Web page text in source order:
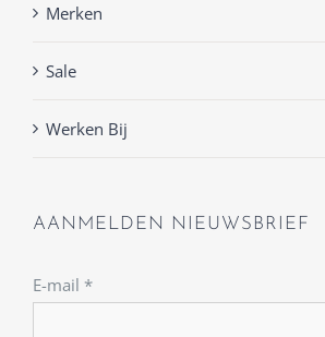
Merken
Sale
Werken Bij
AANMELDEN NIEUWSBRIEF
E-mail *